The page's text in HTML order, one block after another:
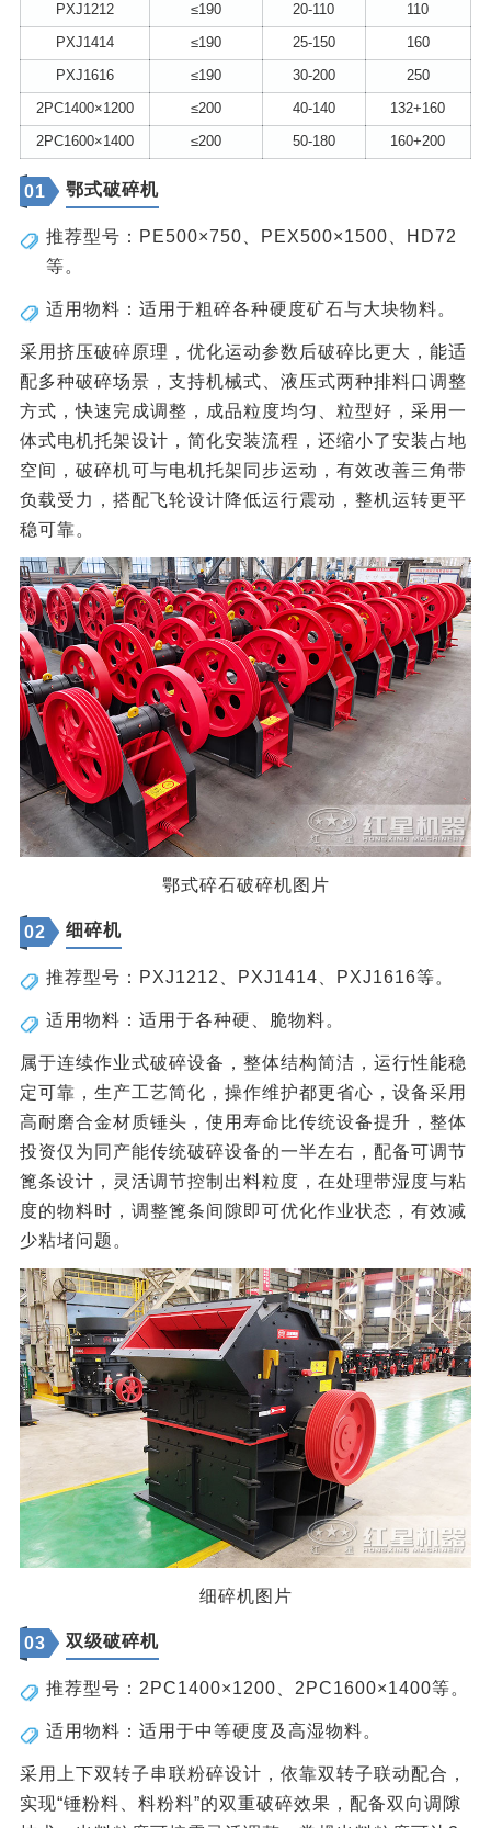
PXJ1212 ≤190 20-110 110
PXJ1414 ≤190 25-150 160
PXJ1616 ≤190 30-200 250
2PC1400×1200 ≤200 40-140 132+160
2PC1600×1400 ≤200 50-180 160+200
01 鄂式破碎机
推荐型号：PE500×750、PEX500×1500、HD72
等。
适用物料：适用于‌粗碎‌各种硬度矿石与大块物料。
采用挤压破碎原理，优化运动参数后破碎比更大，能适
配多种破碎场景，支持机械式、液压式两种排料口调整
方式，快速完成调整，成品粒度均匀、粒型好，采用一
体式电机托架设计，简化安装流程，还缩小了安装占地
空间，破碎机可与电机托架同步运动，有效改善三角带
负载受力，搭配飞轮设计降低运行震动，整机运转更平
稳可靠。
鄂式碎石破碎机图片
02 细碎机
推荐型号：PXJ1212、PXJ1414、PXJ1616等。
适用物料：适用于各种硬、脆物料。
属于连续作业式破碎设备，整体结构简洁，运行性能稳
定可靠，生产工艺简化，操作维护都更省心，设备采用
高耐磨合金材质锤头，使用寿命比传统设备提升，整体
投资仅为同产能传统破碎设备的一半左右，配备可调节
篦条设计，灵活调节控制出料粒度，在处理带湿度与粘
度的物料时，调整篦条间隙即可优化作业状态，有效减
少粘堵问题。
细碎机图片
03 双级破碎机
推荐型号：2PC1400×1200、2PC1600×1400等。
适用物料：适用于中等硬度及高湿物料。
采用上下双转子串联粉碎设计，依靠双转子联动配合，
实现“锤粉料、料粉料”的双重破碎效果，配备双向调隙